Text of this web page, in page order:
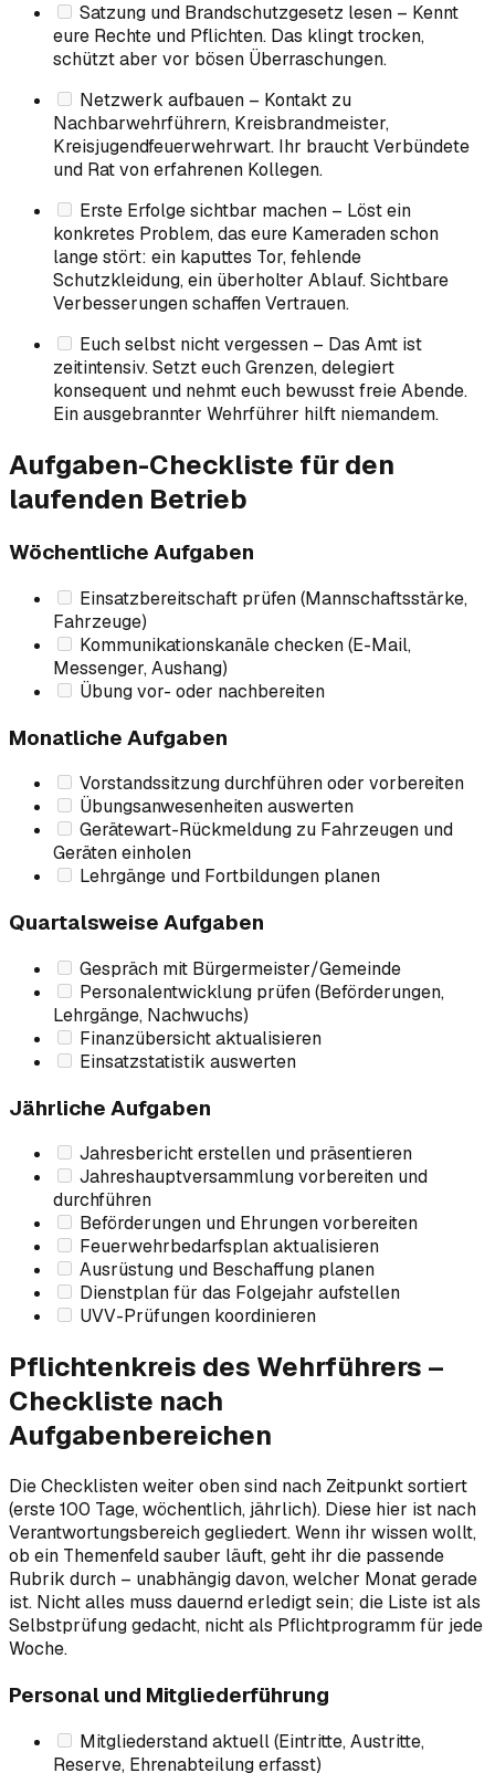
Satzung und Brandschutzgesetz lesen – Kennt
eure Rechte und Pflichten. Das klingt trocken,
schützt aber vor bösen Überraschungen.
Netzwerk aufbauen – Kontakt zu
Nachbarwehrführern, Kreisbrandmeister,
Kreisjugendfeuerwehrwart. Ihr braucht Verbündete
und Rat von erfahrenen Kollegen.
Erste Erfolge sichtbar machen – Löst ein
konkretes Problem, das eure Kameraden schon
lange stört: ein kaputtes Tor, fehlende
Schutzkleidung, ein überholter Ablauf. Sichtbare
Verbesserungen schaffen Vertrauen.
Euch selbst nicht vergessen – Das Amt ist
zeitintensiv. Setzt euch Grenzen, delegiert
konsequent und nehmt euch bewusst freie Abende.
Ein ausgebrannter Wehrführer hilft niemandem.
Aufgaben-Checkliste für den
laufenden Betrieb
Wöchentliche Aufgaben
Einsatzbereitschaft prüfen (Mannschaftsstärke,
Fahrzeuge)
Kommunikationskanäle checken (E-Mail,
Messenger, Aushang)
Übung vor- oder nachbereiten
Monatliche Aufgaben
Vorstandssitzung durchführen oder vorbereiten
Übungsanwesenheiten auswerten
Gerätewart-Rückmeldung zu Fahrzeugen und
Geräten einholen
Lehrgänge und Fortbildungen planen
Quartalsweise Aufgaben
Gespräch mit Bürgermeister/Gemeinde
Personalentwicklung prüfen (Beförderungen,
Lehrgänge, Nachwuchs)
Finanzübersicht aktualisieren
Einsatzstatistik auswerten
Jährliche Aufgaben
Jahresbericht erstellen und präsentieren
Jahreshauptversammlung vorbereiten und
durchführen
Beförderungen und Ehrungen vorbereiten
Feuerwehrbedarfsplan aktualisieren
Ausrüstung und Beschaffung planen
Dienstplan für das Folgejahr aufstellen
UVV-Prüfungen koordinieren
Pflichtenkreis des Wehrführers –
Checkliste nach
Aufgabenbereichen
Die Checklisten weiter oben sind nach Zeitpunkt sortiert
(erste 100 Tage, wöchentlich, jährlich). Diese hier ist nach
Verantwortungsbereich gegliedert. Wenn ihr wissen wollt,
ob ein Themenfeld sauber läuft, geht ihr die passende
Rubrik durch – unabhängig davon, welcher Monat gerade
ist. Nicht alles muss dauernd erledigt sein; die Liste ist als
Selbstprüfung gedacht, nicht als Pflichtprogramm für jede
Woche.
Personal und Mitgliederführung
Mitgliederstand aktuell (Eintritte, Austritte,
Reserve, Ehrenabteilung erfasst)